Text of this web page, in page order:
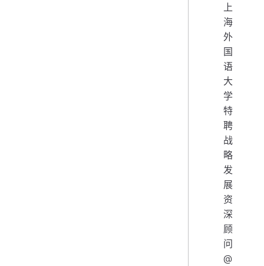
上
海
外
国
语
大
学
特
聘
战
略
发
展
资
深
顾
问
@